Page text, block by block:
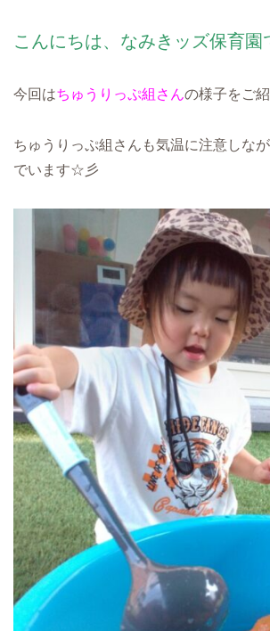
こんにちは、なみきッズ保育園
今回はちゅうりっぷ組さんの様子をご
ちゅうりっぷ組さんも気温に注意しな
でいます☆彡